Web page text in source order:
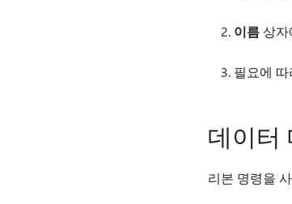
이름상자
필요에 따
데이터
리본 명령을